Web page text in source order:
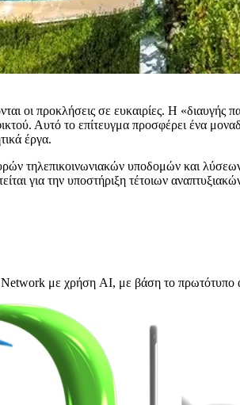
οι προκλήσεις σε ευκαιρίες. Η
Αυτό το επίτευγμα προσφέρει ένα
έργα.
τηλεπικοινωνιακών υποδομών και
για την υποστήριξη τέτοιων
με χρήση AI, με βάση το πρωτότυπο